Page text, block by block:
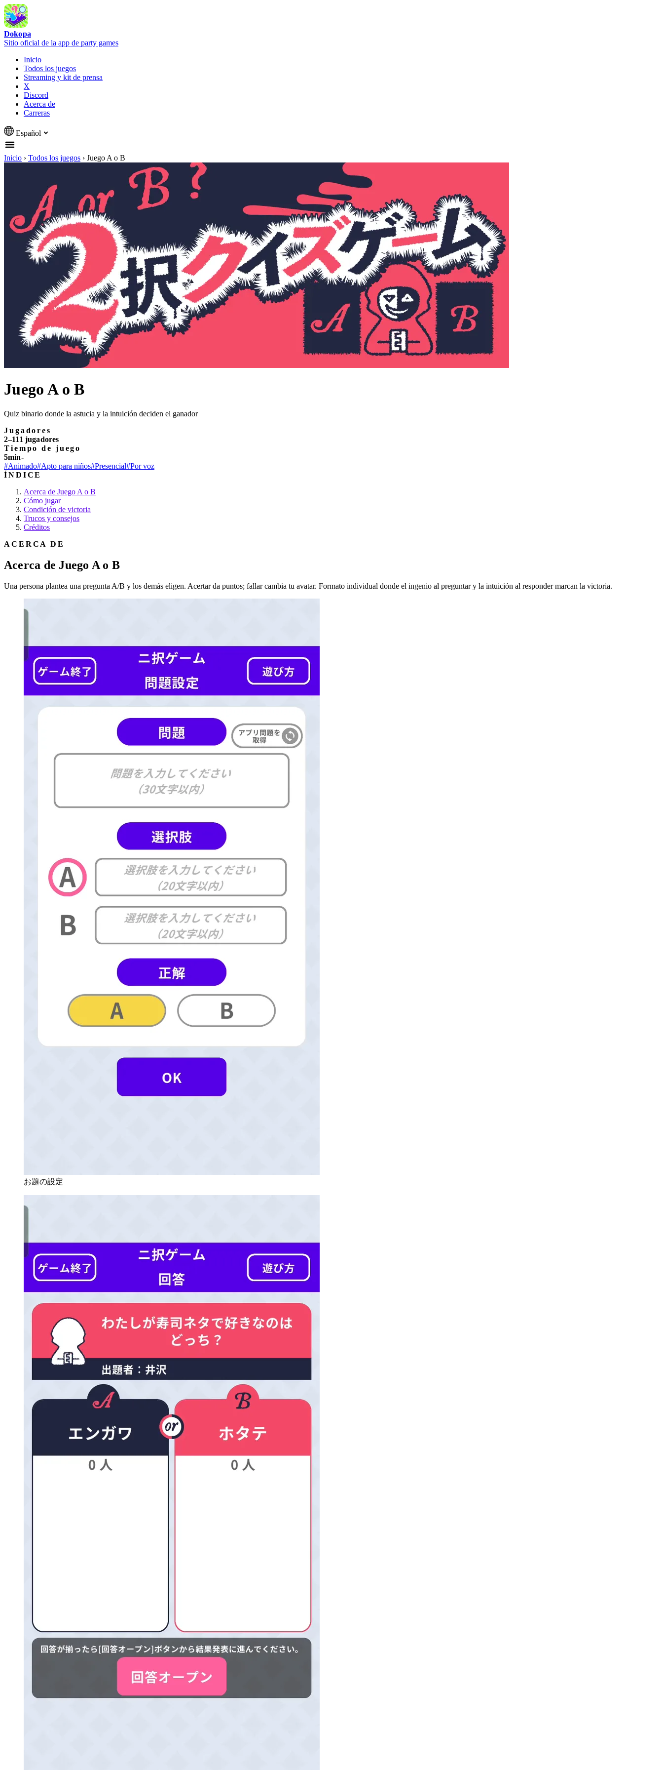
Dokopa
Sitio oficial de la app de party games
Inicio
Todos los juegos
Streaming y kit de prensa
X
Discord
Acerca de
Carreras
Español
Inicio › Todos los juegos › Juego A o B
Juego A o B
Quiz binario donde la astucia y la intuición deciden el ganador
Jugadores
2–111 jugadores
Tiempo de juego
5min-
#Animado#Apto para niños#Presencial#Por voz
ÍNDICE
Acerca de Juego A o B
Cómo jugar
Condición de victoria
Trucos y consejos
Créditos
ACERCA DE
Acerca de Juego A o B
Una persona plantea una pregunta A/B y los demás eligen. Acertar da puntos; fallar cambia tu avatar. Formato individual donde el ingenio al preguntar y la intuición al responder marcan la victoria.
お題の設定